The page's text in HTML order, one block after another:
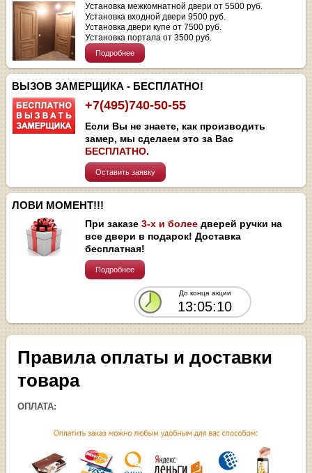
Установка межкомнатной двери от 5500 руб.
Установка входной двери 9500 руб.
Установка двери купе от 7500 руб.
Установка портала от 3500 руб.
Подробнее
ВЫЗОВ ЗАМЕРЩИКА - БЕСПЛАТНО!
+7(495)740-50-55
Если Вы не знаете, как производить
замер, мы сделаем это за Вас
БЕСПЛАТНО.
Оставить заявку
ЛОВИ МОМЕНТ!!!
При заказе3-х и более дверей ручки на
все двери в подарок! Доставка
бесплатная!
Подробнее
До конца акции
13:05:10
Правила оплаты и доставки
товара
ОПЛАТА: